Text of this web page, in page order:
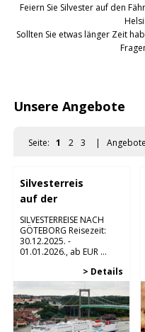
Feiern Sie Silvester auf den
Sollten Sie etwas länger Zeit
Unsere Angebote
Seite: 1 2 3 |
Silvesterreise
auf der
Ostsee
SILVESTERREISE NACH
GÖTEBORG Reisezeit:
30.12.2025. -
01.01.2026., ab EUR ...
> Details